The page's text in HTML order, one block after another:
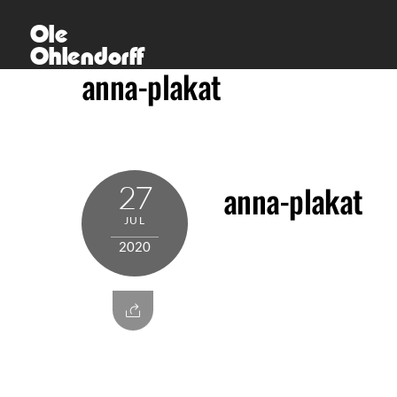
content
Ole
Ohlendorff
anna-plakat
27
JUL
2020
anna-plakat